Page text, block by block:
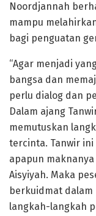
Noordjannah
mampu
bagi penguatan
“Agar menjadi
bangsa dan
perlu dialog dan
Dalam ajang
memutuskan
tercinta. Tanwir
apapun
Aisyiyah. Maka
berkuidmat
langkah-langkah